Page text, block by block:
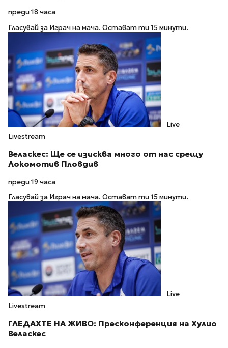
преди 18 часа
Гласувай за Играч на мача. Остават ти 15 минути.
Live
Livestream
Веласкес: Ще се изисква много от нас срещу
Локомотив Пловдив
преди 19 часа
Гласувай за Играч на мача. Остават ти 15 минути.
Live
Livestream
ГЛЕДАХТЕ НА ЖИВО: Пресконференция на Хулио
Веласкес